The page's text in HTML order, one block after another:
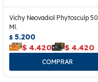
Vichy Neovadiol Phytosculp 50
Ml.
$ 5.200
$ 4.420 $ 4.420